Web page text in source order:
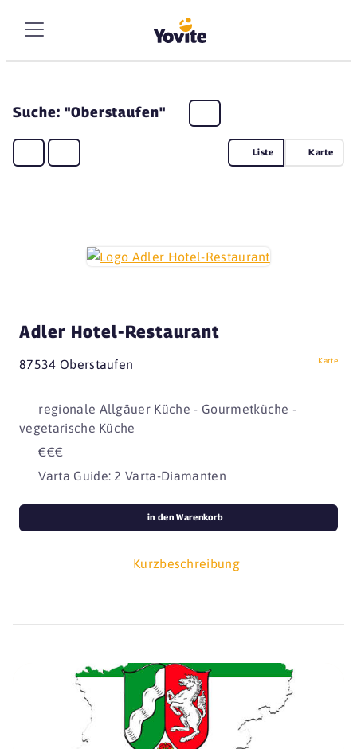
Suche: "Oberstaufen"
Liste Karte
Adler Hotel-Restaurant
87534 Oberstaufen Karte
regionale Allgäuer Küche - Gourmetküche -
vegetarische Küche
€€€
Varta Guide: 2 Varta-Diamanten
Kurzbeschreibung
in den Warenkorb